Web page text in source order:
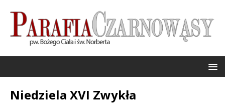
Niedziela XVI Zwykła